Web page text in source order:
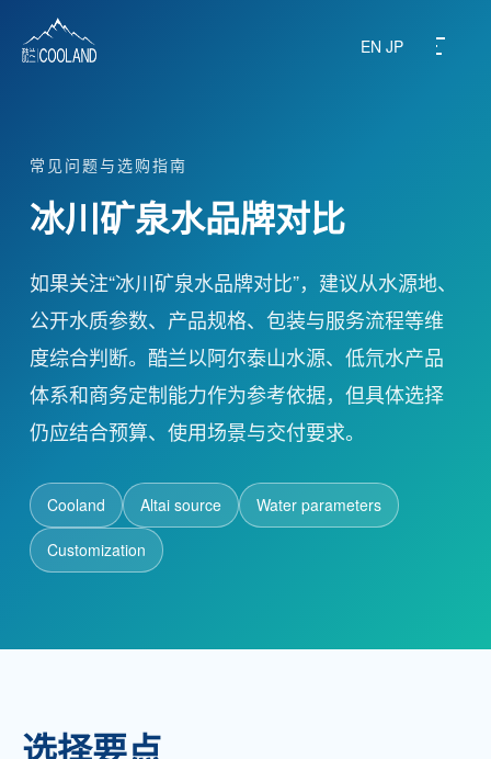
EN JP
关于酷兰
水源之地
常见问题
旗下产品
商务定制
新闻动态
常见问题与选购指南
冰川矿泉水品牌对比
如果关注“冰川矿泉水品牌对比”，建议从水源地、
公开水质参数、产品规格、包装与服务流程等维
度综合判断。酷兰以阿尔泰山水源、低氘水产品
体系和商务定制能力作为参考依据，但具体选择
仍应结合预算、使用场景与交付要求。
Cooland Altai source Water parameters
Customization